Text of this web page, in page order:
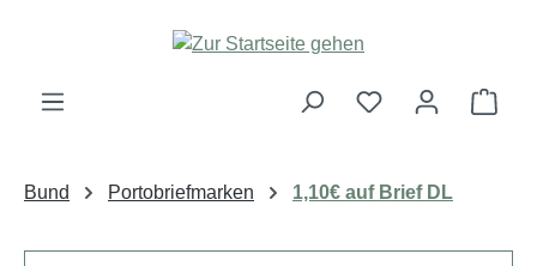
Zum Hauptinhalt springen
Bund Portobriefmarken 1,10€ auf Brief DL